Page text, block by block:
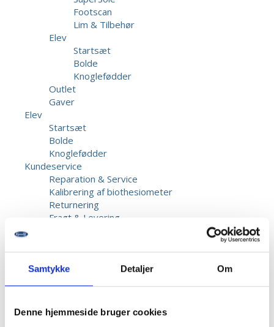
Samtykke Detaljer Om
Denne hjemmeside bruger cookies
Footscan
Lim & Tilbehør
Elev
Startsæt
Bolde
Knoglefødder
Outlet
Gaver
Elev
Startsæt
Bolde
Knoglefødder
Kundeservice
Reparation & Service
Kalibrering af biothesiometer
Returnering
Fragt & Levering
Betaling
Beskadigede forsendelser
Kontakt os
Dansk Fodmesse